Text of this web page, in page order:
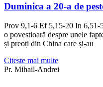
Duminica a 20-a de
Prov 9,1-6 Ef 5,15-20 In 6,51-
o povestioară despre unele
și preoți din China care și-au
Citeste mai multe
Pr. Mihail-Andrei